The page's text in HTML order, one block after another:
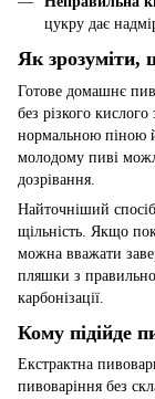
цукру дає
Як
Готове домашнє
без різкого
нормальною піною
молодому пиві
дозрівання.
Найточніший
щільність. Якщо
можна вважати
пляшки з
карбонізації.
Кому підійде
Екстрактна
пивоваріння без